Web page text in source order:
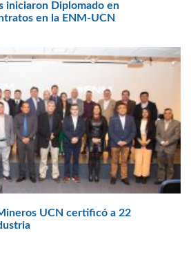
iniciaron Diplomado en
en la ENM-UCN
UCN certificó a 22